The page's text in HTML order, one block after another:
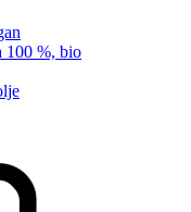
100 %, bio